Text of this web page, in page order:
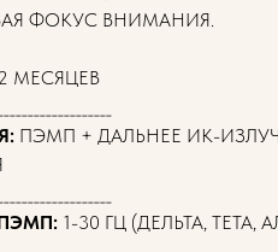
ФОКУС ВНИМАНИЯ.
МЕСЯЦЕВ
ПЭМП + ДАЛЬНЕЕ ИК-
1-30 ГЦ (ДЕЛЬТА, ТЕТА,